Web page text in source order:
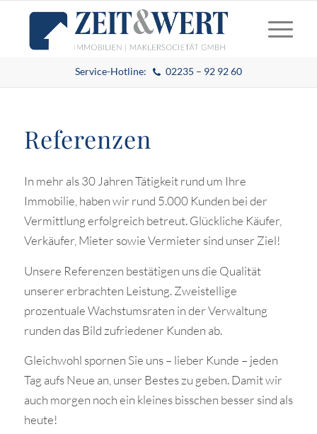
Service-Hotline: 02235 – 92 92 60
Referenzen
In mehr als 30 Jahren Tätigkeit rund um Ihre
Immobilie, haben wir rund 5.000 Kunden bei der
Vermittlung erfolgreich betreut. Glückliche Käufer,
Verkäufer, Mieter sowie Vermieter sind unser Ziel!
Unsere Referenzen bestätigen uns die Qualität
unserer erbrachten Leistung. Zweistellige
prozentuale Wachstumsraten in der Verwaltung
runden das Bild zufriedener Kunden ab.
Gleichwohl spornen Sie uns – lieber Kunde – jeden
Tag aufs Neue an, unser Bestes zu geben. Damit wir
auch morgen noch ein kleines bisschen besser sind als
heute!